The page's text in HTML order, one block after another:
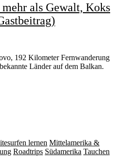
als Gewalt, Koks
192 Kilometer Fernwanderung
Länder auf dem Balkan.
lernen Mittelamerika &
Roadtrips Südamerika Tauchen